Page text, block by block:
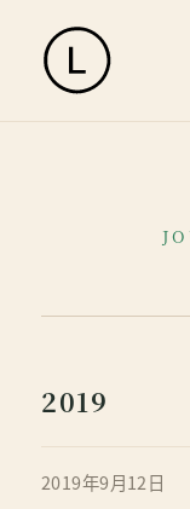
2019
2019年9月12日